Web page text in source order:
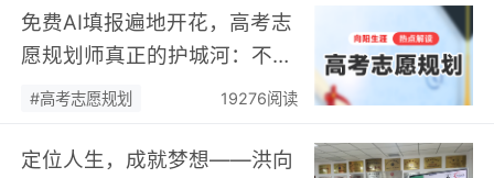
免费AI填报遍地开花，高考志
愿规划师真正的护城河：不靠
数据，靠“人”…
#高考志愿规划 19276阅读
定位人生，成就梦想——洪向